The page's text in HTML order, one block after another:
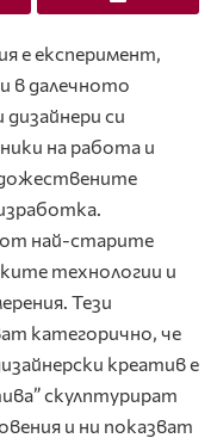
е експеримент,
в далечното
си
на работа и
най-старите
технологии и
Тези
категорично, че
креатив е
скулптурират
и ни показват